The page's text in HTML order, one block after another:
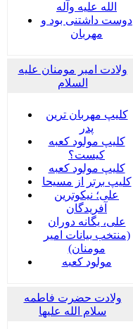
الله علیه وآله
دوست داشتنی بود و
مهربان
ولادت امیر مومنان علیه
السلام
کلیپ مهربان ترین
پدر
کلیپ مولود کعبه
کیست؟
کلیپ مولود کعبه
کلیپ برتر از مسیحا
علی؛ نیکوترین
آفریدگان
علی، یگانه دوران
(منتخب بیانات امیر
مومنان)
مولود کعبه
ولادت حضرت فاطمه
سلام الله علیها